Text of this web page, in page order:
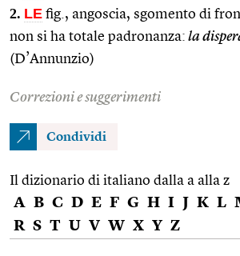
2. LE fig., angoscia, sgomento di
non si ha totale padronanza: la
(D’Annunzio)
Correzioni e suggerimenti
Condividi
Il dizionario di italiano dalla a alla z
A B C D E F G H I J K L
R S T U V W X Y Z